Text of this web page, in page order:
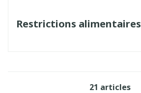
Restrictions alimentaires
21 articles